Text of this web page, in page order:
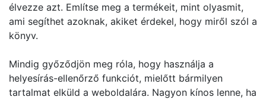
élvezze azt. Említse meg a termékeit, mint olyasmit,
ami segíthet azoknak, akiket érdekel, hogy miről szól a
könyv.
Mindig győződjön meg róla, hogy használja a
helyesírás-ellenőrző funkciót, mielőtt bármilyen
tartalmat elküld a weboldalára. Nagyon kínos lenne, ha